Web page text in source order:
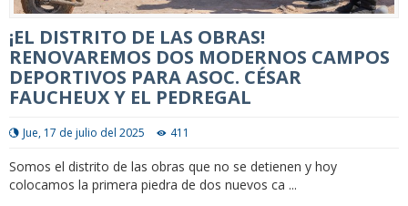
¡EL DISTRITO DE LAS OBRAS!
RENOVAREMOS DOS MODERNOS CAMPOS
DEPORTIVOS PARA ASOC. CÉSAR
FAUCHEUX Y EL PEDREGAL
Jue, 17 de julio del 2025 411
Somos el distrito de las obras que no se detienen y hoy
colocamos la primera piedra de dos nuevos ca ...